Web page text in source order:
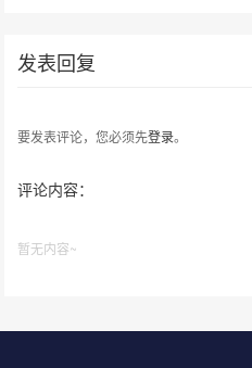
发表回复
要发表评论，您必须先登录。
评论内容：
暂无内容~